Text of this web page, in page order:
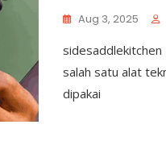
Aug 3, 2025
salah satu alat
dipakai